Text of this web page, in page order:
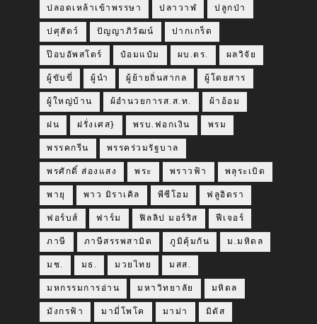
ปลอดเหล้าเข้าพรรษา ปลาวาฬ ปลูกป่า
ปศุสัตว์ ปัญญาภิวัฒน์ ปากเกร็ด
ป๊อบอัพสโตร์ ป๋อมแป๋ม ผบ.ตร. ผลวิจัย
ผู้ขับขี่ ผู้นำ ผู้ย้ายถิ่นสากล ผู้โดยสาร
ผู้ใหญ่บ้าน ผ้อำนวยการส.ส.ท. ผ้าอ้อม
ฝน ฝรั่งเศส} พรบ.ฟอกเงิน พรม
พรรคกรีน พรรคร่วมรัฐบาล
พรศักดิ์ ส่องแสง พระ พราวฟ้า พลุระเบิด
พายุ พาว มิราเคิล พีซีโฮม ฟลูอิดรา
ฟอร์บส์ ฟาร์ม ฟิลลิป มอร์ริส ฟีเจอร์
ภาษี ภาษีสรรพสามิต ภูมิคุ้มกัน ม.มหิดล
มช. มธ. มวยไทย มสส.
มหกรรมการอ่าน มหาวิทยาลัย มหิดล
มังกรฟ้า มามี่โพโค มาม่า มิดัส